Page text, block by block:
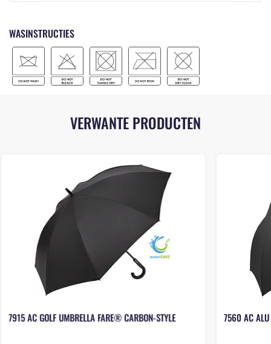
WASINSTRUCTIES
VERWANTE PRODUCTEN
7915 AC GOLF UMBRELLA FARE® CARBON-STYLE 7560 AC ALU